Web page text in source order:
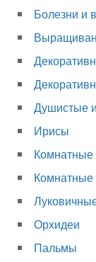
Болезни и
Душистые
Ирисы
Комнатные
Комнатные
Орхидеи
Пальмы